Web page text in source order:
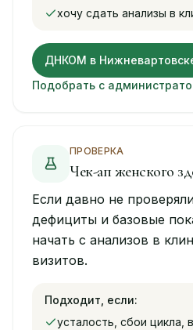
хочу сдать анализы в
ДНКОМ в
Подобрать с
ПРОВЕРКА
Чек-ап женского
Если давно не
дефициты и базовые
начать с анализов в
визитов.
Подходит, если:
усталость, сбои цикла,